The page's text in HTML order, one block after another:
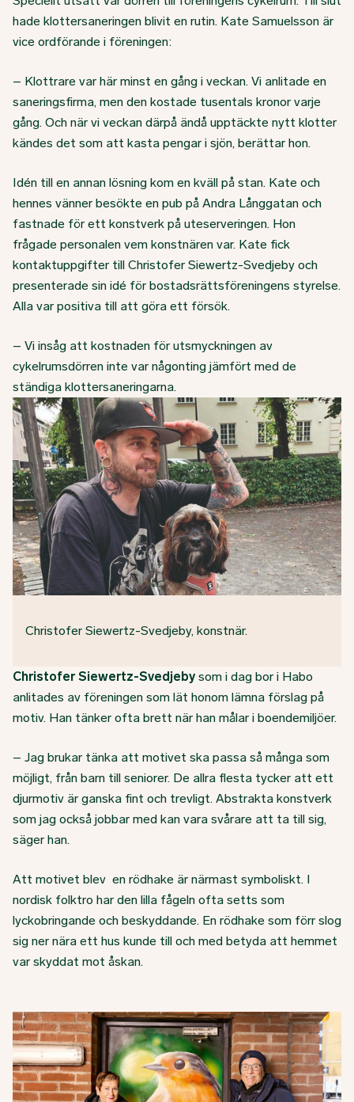
hade klottersaneringen blivit en rutin. Kate Samuelsson är
vice ordförande i föreningen:
– Klottrare var här minst en gång i veckan. Vi anlitade en
saneringsfirma, men den kostade tusentals kronor varje
gång. Och när vi veckan därpå ändå upptäckte nytt klotter
kändes det som att kasta pengar i sjön, berättar hon.
Idén till en annan lösning kom en kväll på stan. Kate och
hennes vänner besökte en pub på Andra Långgatan och
fastnade för ett konstverk på uteserveringen. Hon
frågade personalen vem konstnären var. Kate fick
kontaktuppgifter till Christofer Siewertz-Svedjeby och
presenterade sin idé för bostadsrättsföreningens styrelse.
Alla var positiva till att göra ett försök.
– Vi insåg att kostnaden för utsmyckningen av
cykelrumsdörren inte var någonting jämfört med de
ständiga klottersaneringarna.
Christofer Siewertz-Svedjeby, konstnär.
Christofer Siewertz-Svedjeby som i dag bor i Habo
anlitades av föreningen som lät honom lämna förslag på
motiv. Han tänker ofta brett när han målar i boendemiljöer.
– Jag brukar tänka att motivet ska passa så många som
möjligt, från barn till seniorer. De allra flesta tycker att ett
djurmotiv är ganska fint och trevligt. Abstrakta konstverk
som jag också jobbar med kan vara svårare att ta till sig,
säger han.
Att motivet blev en rödhake är närmast symboliskt. I
nordisk folktro har den lilla fågeln ofta setts som
lyckobringande och beskyddande. En rödhake som förr slog
sig ner nära ett hus kunde till och med betyda att hemmet
var skyddat mot åskan.